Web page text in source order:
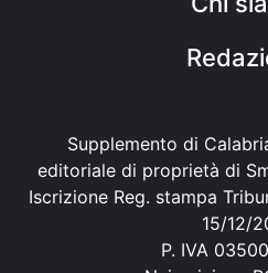
Supplemento di
editoriale di proprietà di
Iscrizione Reg. stampa
15/12/
P. IVA